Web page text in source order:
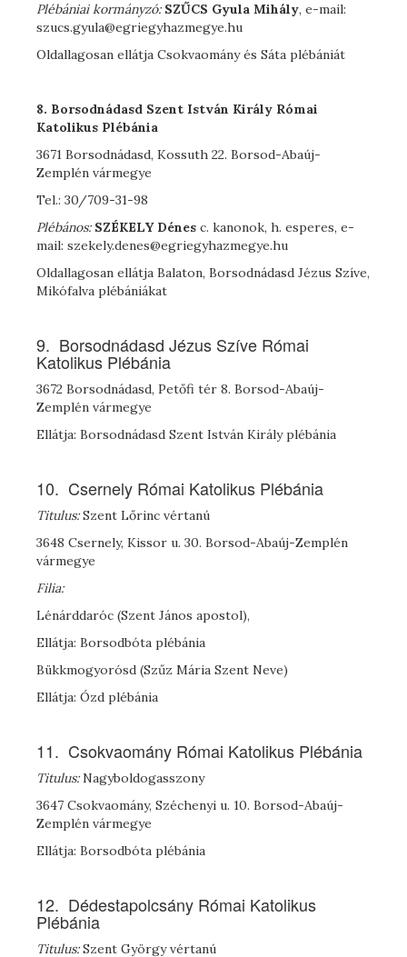
Plébániai kormányzó: SZŰCS Gyula Mihály, e-mail:
szucs.gyula@egriegyhazmegye.hu
Oldallagosan ellátja Csokvaomány és Sáta plébániát
8. Borsodnádasd Szent István Király Római
Katolikus Plébánia
3671 Borsodnádasd, Kossuth 22. Borsod-Abaúj-
Zemplén vármegye
Tel.: 30/709-31-98
Plébános: SZÉKELY Dénes c. kanonok, h. esperes, e-
mail: szekely.denes@egriegyhazmegye.hu
Oldallagosan ellátja Balaton, Borsodnádasd Jézus Szíve,
Mikófalva plébániákat
9. Borsodnádasd Jézus Szíve Római
Katolikus Plébánia
3672 Borsodnádasd, Petőfi tér 8. Borsod-Abaúj-
Zemplén vármegye
Ellátja: Borsodnádasd Szent István Király plébánia
10. Csernely Római Katolikus Plébánia
Titulus:Szent Lőrinc vértanú
3648 Csernely, Kissor u. 30. Borsod-Abaúj-Zemplén
vármegye
Filia:
Lénárddaróc (Szent János apostol),
Ellátja: Borsodbóta plébánia
Bükkmogyorósd (Szűz Mária Szent Neve)
Ellátja: Ózd plébánia
11. Csokvaomány Római Katolikus Plébánia
Titulus: Nagyboldogasszony
3647 Csokvaomány, Széchenyi u. 10. Borsod-Abaúj-
Zemplén vármegye
Ellátja: Borsodbóta plébánia
12. Dédestapolcsány Római Katolikus
Plébánia
Titulus:Szent György vértanú